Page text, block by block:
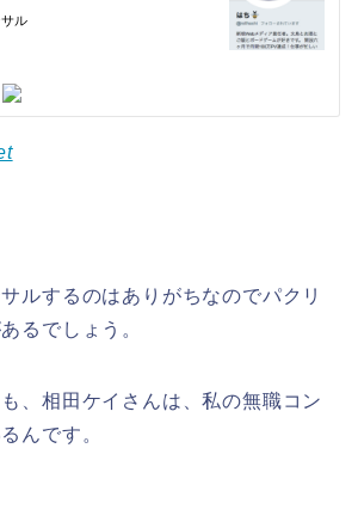
ルするのはありがちなのでパクリ
るでしょう。
、相田ケイさんは、私の無職コン
んです。